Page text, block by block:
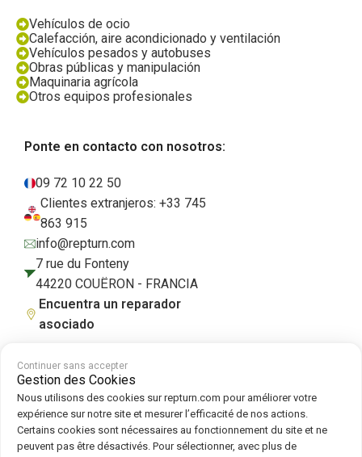
Vehículos de ocio
Calefacción, aire acondicionado y ventilación
Vehículos pesados y autobuses
Obras públicas y manipulación
Maquinaria agrícola
Otros equipos profesionales
Ponte en contacto con nosotros:
09 72 10 22 50
Clientes extranjeros: +33 745
863 915
info@repturn.com
7 rue du Fonteny
44220 COUËRON - FRANCIA
Encuentra un reparador
asociado
Condiciones generales de venta Aviso legal Política de privacidad
Cookies|Política de cookies
Síguenos en :
Continuer sans accepter
Gestion des Cookies
Nous utilisons des cookies sur repturn.com pour améliorer votre
expérience sur notre site et mesurer l’efficacité de nos actions.
Certains cookies sont nécessaires au fonctionnement du site et ne
peuvent pas être désactivés. Pour sélectionner, avec plus de